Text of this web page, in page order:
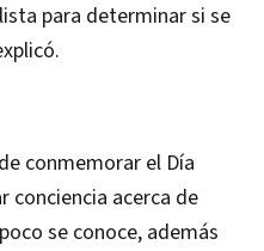
para determinar si se
conmemorar el Día
conciencia acerca de
se conoce, además